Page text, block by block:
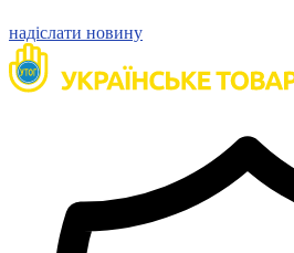
Для абітурієнтів
Українська
Правознавство
Я досліджую світ
Реєстр перекладачів
товариства глухих
Підготовка перекладачів
надіслати новину